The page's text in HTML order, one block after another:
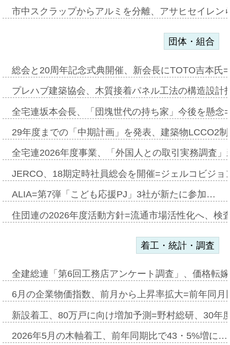
市中スクラップからアルミを分離、アサヒセイレ
団体・組合
総会と20周年記念式典開催、新会長にTOTO吉本氏
プレハブ建築協会、木質接着パネル工法の構造設
全宅連坂本会長、「団塊世代の持ち家」今後を懸
29年度までの「中期計画」を発表、建築物LCCO2
全宅連2026年度事業、「外国人との取引実務調査
JERCO、18期定時社員総会を開催=ジェルコビジ
ALIA=第7弾「こども応援PJ」3社が新たに参加…
住団連の2026年度活動方針=流通市場活性化へ、検
着工・統計・調査
全建総連「第6回工務店アンケート調査」、価格転
6月の企業物価指数、前月から上昇率拡大=前年同
新設着工、80万戸に向け増加予測=野村総研、30年
2026年5月の木軸着工、前年同期比で43・5%増に…